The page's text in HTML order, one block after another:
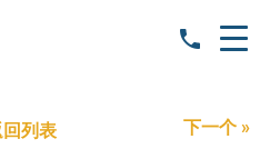
列表 下一个 »